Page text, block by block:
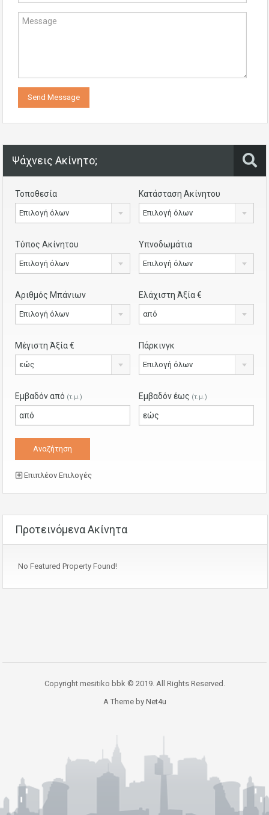
Ψάχνεις Ακίνητο;
Τοποθεσία
Επιλογή όλων
Κατάσταση Ακίνητου
Επιλογή όλων
Τύπος Ακίνητου
Επιλογή όλων
Υπνοδωμάτια
Επιλογή όλων
Αριθμός Μπάνιων
Επιλογή όλων
Ελάχιστη Άξία €
από
Μέγιστη Άξία €
εώς
Πάρκινγκ
Επιλογή όλων
Εμβαδόν από (τ.μ.) Εμβαδόν έως (τ.μ.)
Επιπλέον Επιλογές
Προτεινόμενα Ακίνητα
No Featured Property Found!
Copyright mesitiko bbk © 2019. All Rights Reserved.
A Theme by Net4u